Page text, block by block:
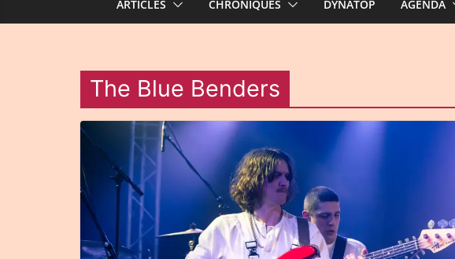
ARTICLES CHRONIQUES DYNATOP AGENDA
The Blue Benders